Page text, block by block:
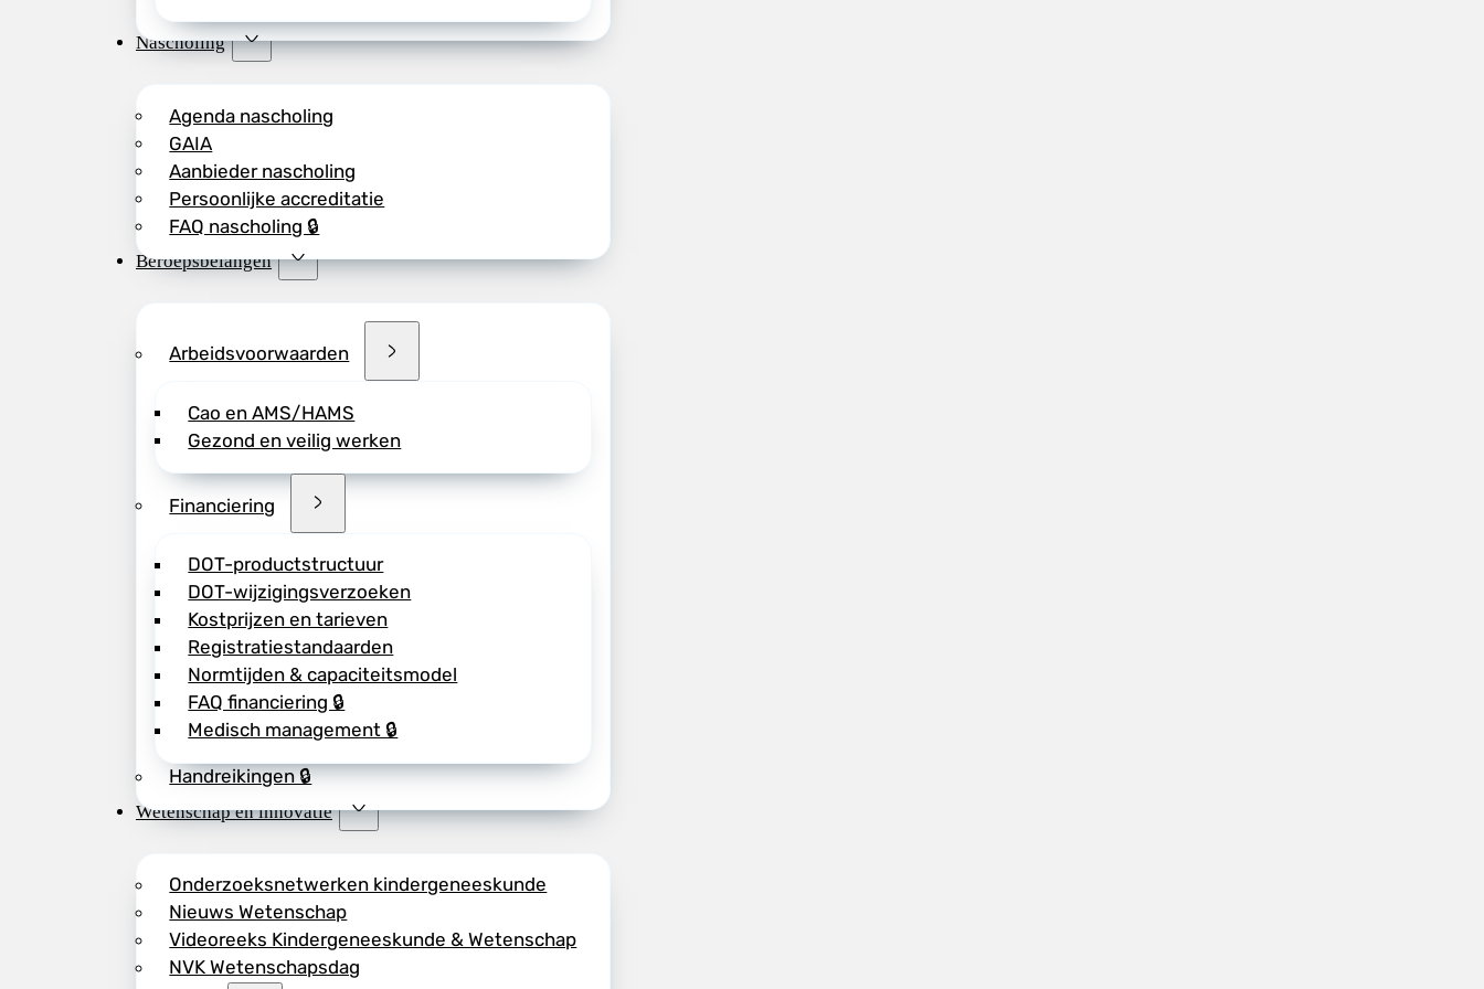
Nascholing
Agenda nascholing
GAIA
Aanbieder nascholing
Persoonlijke accreditatie
FAQ nascholing 🔒
Beroepsbelangen
Arbeidsvoorwaarden
Cao en AMS/HAMS
Gezond en veilig werken
Financiering
DOT-productstructuur
DOT-wijzigingsverzoeken
Kostprijzen en tarieven
Registratiestandaarden
Normtijden & capaciteitsmodel
FAQ financiering 🔒
Medisch management 🔒
Handreikingen 🔒
Wetenschap en innovatie
Onderzoeksnetwerken kindergeneeskunde
Nieuws Wetenschap
Videoreeks Kindergeneeskunde & Wetenschap
NVK Wetenschapsdag